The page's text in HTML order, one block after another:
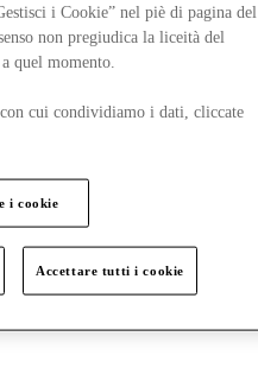
i Cookie” nel piè di pagina del
non pregiudica la liceità del
quel momento.
cui condividiamo i dati, cliccate
i cookie
Accettare tutti i cookie